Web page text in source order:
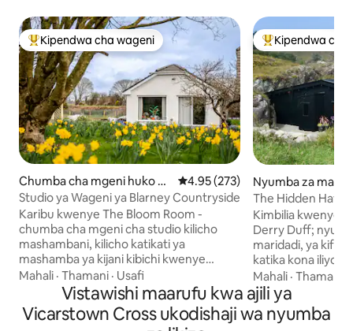
Kipendwa maarufu cha wageni
Kipendwa cha wageni
Chumba cha mgeni huko C
o.Cork
Ukadiriaji wa wastani wa 4.95
4.95 (273)
Studio ya Wageni ya Blarney Countryside
Karibu kwenye The Bloom Room -
chumba cha mgeni cha studio kilicho
mashambani, kilicho katikati ya
mashamba ya kijani kibichi kwenye
shamba dogo la maua lenye kuvutia.
Dakika 15 tu kutoka Jiji la Cork na dakika 5
kutoka Kasri la Blarney, eneo hili la
mapumziko lenye amani na la kifahari
Mahali · Thamani · Usafi
Kipendwa
Kipendwa cha
Nyumba za
Bantry
The Hidden
Romantic Retreat
Kimbilia kwenye
Derry Duff;
maridadi, ya
katika kona
kilima la West
Bantry na
hii ya kifahari, ya
ili kuwakaribisha
Mahali ·Thamani
Vistawishi maarufu kwa ajili ya
Vicarstown Cross ukodishaji wa nyumba